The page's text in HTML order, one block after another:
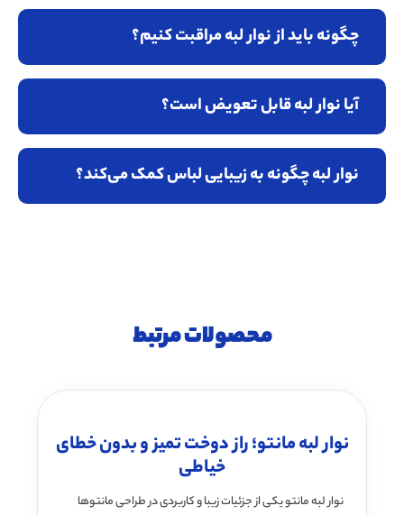
چگونه باید از نوار لبه مراقبت کنیم؟
آیا نوار لبه قابل تعویض است؟
نوار لبه چگونه به زیبایی لباس کمک می‌کند؟
محصولات مرتبط
نوار لبه مانتو؛ راز دوخت تمیز و بدون خطای
خیاطی
نوار لبه مانتو یکی از جزئیات زیبا و کاربردی در طراحی مانتوها